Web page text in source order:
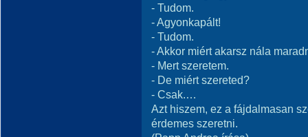
- Tudom.
- Agyonkapált!
- Tudom.
- Akkor miért akarsz nála
- Mert szeretem.
- De miért szereted?
- Csak.…
Azt hiszem, ez a fájdalmasan
érdemes szeretni.